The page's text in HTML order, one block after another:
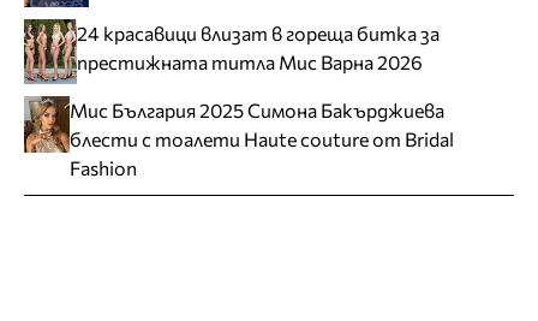
24 красавици влизат в гореща битка за
престижната титла Мис Варна 2026
Мис България 2025 Симона Бакърджиева
блести с тоалети Haute couture от Bridal
Fashion